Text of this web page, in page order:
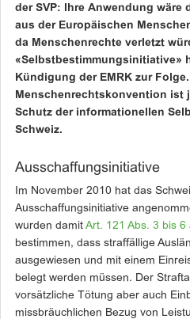
der SVP: Ihre Anwendung wäre
aus der Europäischen
da Menschenrechte verletzt
«Selbstbestimmungsinitiative»
Kündigung der EMRK zur
Menschenrechtskonvention ist
Schutz der informationellen
Schweiz.
Ausschaffungsinitiative
Im November 2010 hat das
Ausschaffungsinitiative
wurden damit Art. 121 Abs. 3 bis 6
bestimmen, dass straffällige
ausgewiesen und mit einem
belegt werden müssen. Der
vorsätzliche Tötung aber auch
missbräuchlichen Bezug von